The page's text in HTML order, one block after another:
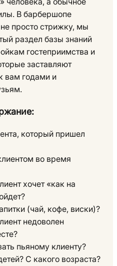
В барбершопе
просто стрижку, мы
раздел базы знаний
гостеприимства и
заставляют
вам годами и
который пришел
во время
хочет «как на
(чай, кофе, виски)?
недоволен
пьяному клиенту?
С какого возраста?